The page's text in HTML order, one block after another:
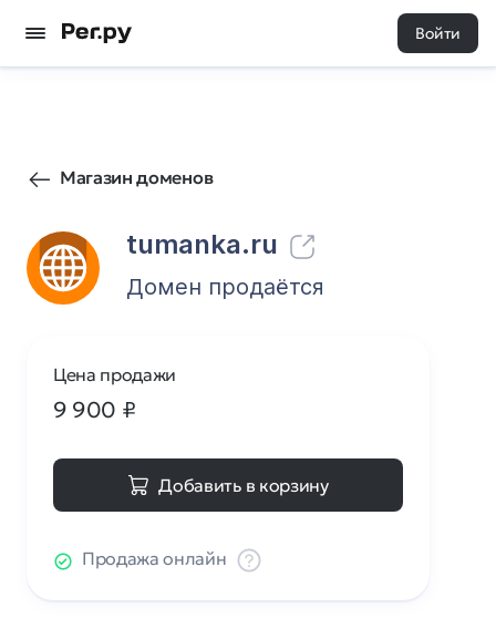
Войти
Магазин доменов
tumanka.ru
16 0
Домен продаётся
Цена продажи
9 900 ₽
Добавить в корзину
Продажа онлайн